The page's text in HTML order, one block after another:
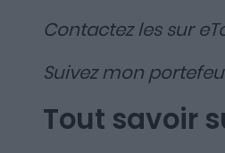
Contactez les sur
Suivez mon
Tout savoir